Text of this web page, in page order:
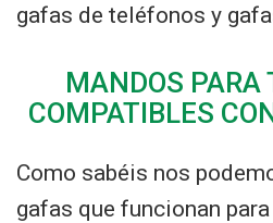
gafas de teléfonos y
MANDOS PARA
COMPATIBLES
Como sabéis nos
gafas que funcionan